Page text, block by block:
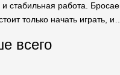
стабильная работа.
только начать играть,
всего